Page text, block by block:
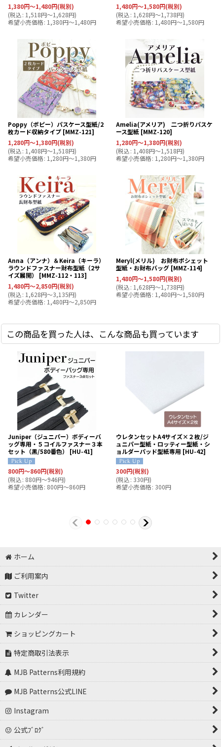
1,380円～1,480円(税別)
(税込: 1,518円～1,628円)
希望小売価格: 1,380円～1,480円
1,480円～1,580円(税別)
(税込: 1,628円～1,738円)
希望小売価格: 1,480円～1,580円
Poppy（ポピー）パスケース型紙/2
枚カード収納タイプ [MMZ-121]
1,280円～1,380円(税別)
(税込: 1,408円～1,518円)
希望小売価格: 1,280円～1,380円
Amelia(アメリア) 二つ折りパスケ
ース型紙 [MMZ-120]
1,280円～1,380円(税別)
(税込: 1,408円～1,518円)
希望小売価格: 1,280円～1,380円
Anna（アンナ）＆Keira（キーラ）
ラウンドファスナー財布型紙（2サ
イズ展開）
[MMZ-112・113]
1,480円～2,850円(税別)
(税込: 1,628円～3,135円)
希望小売価格: 1,480円～2,850円
Meryl(メリル) お財布ポシェット
型紙・お財布バッグ [MMZ-114]
1,480円～1,580円(税別)
(税込: 1,628円～1,738円)
希望小売価格: 1,480円～1,580円
この商品を買った人は、こんな商品も買っています
Juniper（ジュニパー）ボディーバ
ッグ専用・５コイルファスナー３本
セット（黒/580番色）
[HU-41]
800円～860円(税別)
(税込: 880円～946円)
希望小売価格: 800円～860円
ウレタンセットA4サイズ×２枚/ジ
ュニパー型紙・ロッティー型紙・シ
ョルダーパッド型紙専用 [HU-42]
300円(税別)
(税込: 330円)
希望小売価格: 300円
ホーム
ご利用案内
Twitter
カレンダー
ショッピングカート
特定商取引法表示
MJB Patterns利用規約
MJB Patterns公式LINE
Instagram
公式ﾌﾞﾛｸﾞ